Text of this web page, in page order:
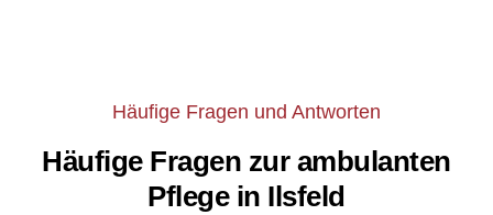
Häufige Fragen und Antworten
Häufige Fragen zur ambulanten
Pflege in Ilsfeld